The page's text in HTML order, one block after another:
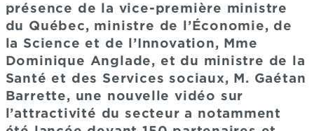
présence de la vice-première ministre
du Québec, ministre de l’Économie, de
la Science et de l’Innovation, Mme
Dominique Anglade, et du ministre de la
Santé et des Services sociaux, M. Gaétan
Barrette, une nouvelle vidéo sur
l’attractivité du secteur a notamment